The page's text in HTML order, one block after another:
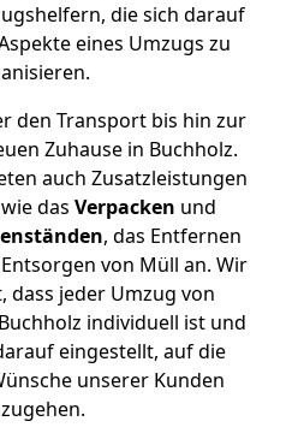
die sich darauf
eines Umzugs zu
den Transport bis hin zur
Zuhause in Buchholz.
auch Zusatzleistungen
das Verpacken und
, das Entfernen
von Müll an. Wir
dass jeder Umzug von
individuell ist und
eingestellt, auf die
unserer Kunden